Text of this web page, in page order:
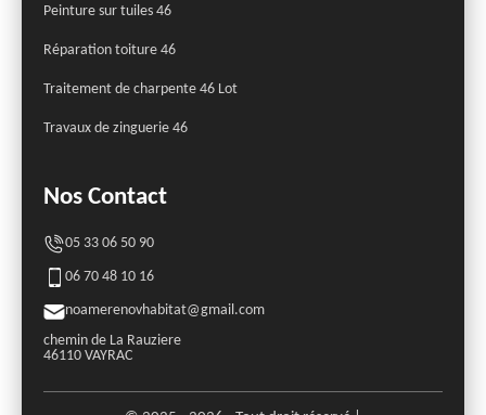
Peinture sur tuiles 46
Réparation toiture 46
Traitement de charpente 46 Lot
Travaux de zinguerie 46
Nos Contact
05 33 06 50 90
06 70 48 10 16
noamerenovhabitat@gmail.com
chemin de La Rauziere
46110 VAYRAC